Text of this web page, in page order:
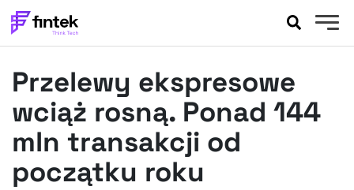
BANKOWOŚĆ
EVENTY
FELIETONY
WYWIADY
LEGAL
Przelewy ekspresowe
wciąż rosną. Ponad 144
mln transakcji od
początku roku